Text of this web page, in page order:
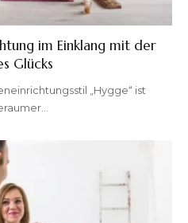
im Einklang mit der
Glücks
„Hygge“ ist